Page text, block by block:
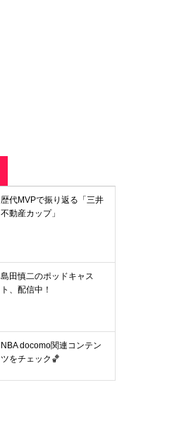
歴代MVPで振り返る「三井
不動産カップ」
島田慎二のポッドキャス
ト、配信中！
NBA docomo関連コンテン
ツをチェック🏀